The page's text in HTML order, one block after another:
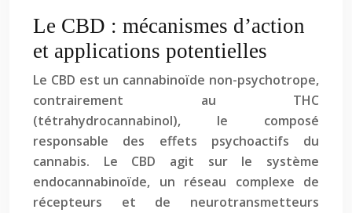
Le CBD : mécanismes d’action
et applications potentielles
Le CBD est un cannabinoïde non-psychotrope,
contrairement au THC
(tétrahydrocannabinol), le composé
responsable des effets psychoactifs du
cannabis. Le CBD agit sur le système
endocannabinoïde, un réseau complexe de
récepteurs et de neurotransmetteurs